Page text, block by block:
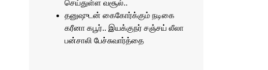
செய்துள்ள வசூல்..
தனுஷுடன் கைகோர்க்கும் நடிகை
கரீனா கபூர்.. இயக்குநர் சஞ்சய் லீலா
பன்சாலி பேச்சுவார்த்தை